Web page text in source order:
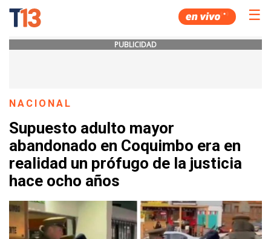
☰
PUBLICIDAD
NACIONAL
Supuesto adulto mayor
abandonado en Coquimbo era en
realidad un prófugo de la justicia
hace ocho años